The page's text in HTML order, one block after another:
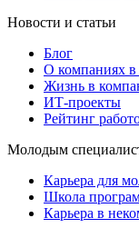
Новости и статьи
Блог
О компаниях
Жизнь в
ИТ-проекты
Рейтинг
Молодым
Карьера для
Школа
Карьера в